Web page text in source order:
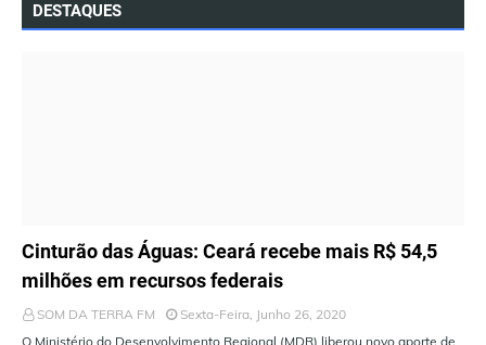
DESTAQUES
ÚLTIMAS NOTÍCIAS
Cinturão das Águas: Ceará recebe mais R$ 54,5
milhões em recursos federais
SOM DA TERRA FM
Sexta-Feira, Junho 26, 2020
O Ministério do Desenvolvimento Regional (MDR) liberou novo aporte de